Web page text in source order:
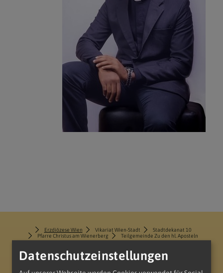
Erzdiözese Wien Vikariat Wien-Stadt
Stadtdekanat 10
Pfarre Christus am Wienerberg
Teilgemeinde Zu den hl. Aposteln
Datenschutzeinstellungen